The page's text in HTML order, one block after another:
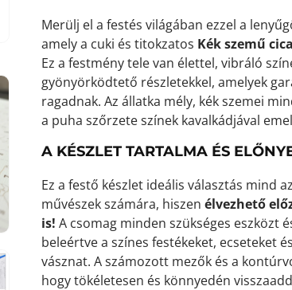
Merülj el a festés világában ezzel a
amely a cuki és titokzatos Kék szemű cica
Ez a festmény tele van élettel, vibráló
gyönyörködtető részletekkel, amelyek
ragadnak. Az állatka mély, kék szemei
a puha szőrzete színek kavalkádjával
A KÉSZLET TARTALMA ÉS
Ez a festő készlet ideális választás mind
művészek számára, hiszen élvezhető
is! A csomag minden szükséges eszközt
beleértve a színes festékeket, ecseteket
vásznat. A számozott mezők és a
hogy tökéletesen és könnyedén